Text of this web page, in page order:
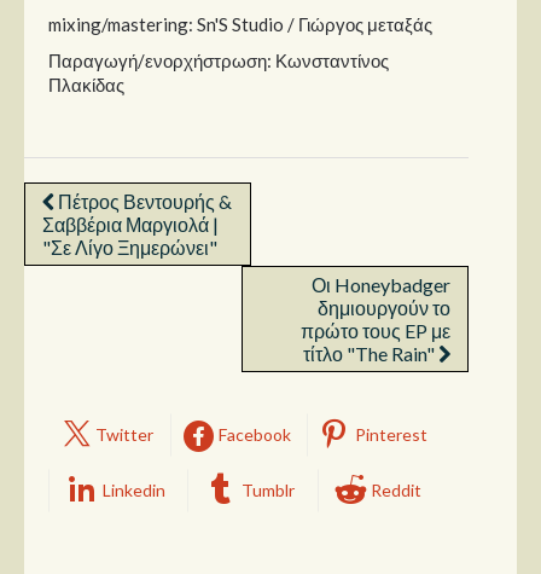
mixing/mastering: Sn'S Studio / Γιώργος μεταξάς
Παραγωγή/ενορχήστρωση: Κωνσταντίνος
Πλακίδας
Πέτρος Βεντουρής &
Σαββέρια Μαργιολά |
"Σε Λίγο Ξημερώνει"
Οι Honeybadger
δημιουργούν το
πρώτο τους EP με
τίτλο "The Rain"
Twitter Facebook Pinterest
Linkedin Tumblr Reddit